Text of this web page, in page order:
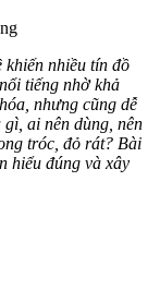
khiến nhiều tín đồ
tiếng nhờ khả
nhưng cũng dễ
ai nên dùng, nên
tróc, đỏ rát? Bài
hiểu đúng và xây